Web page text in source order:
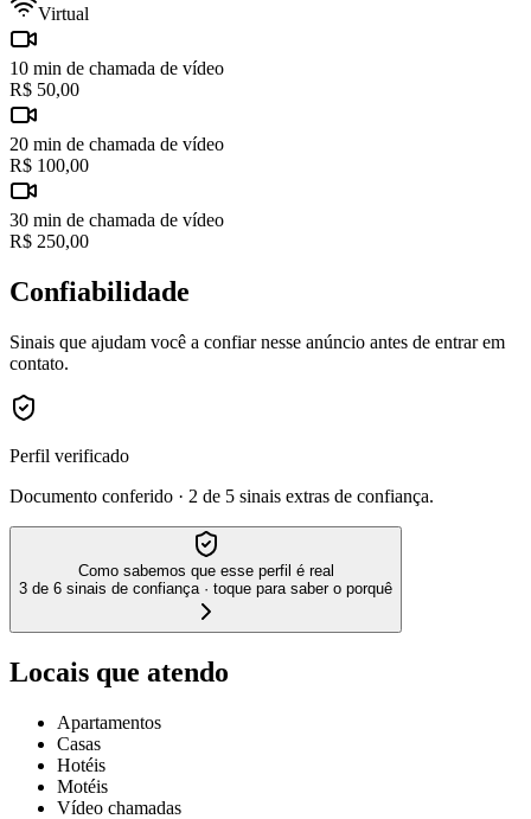
Virtual
10 min de chamada de vídeo
R$ 50,00
20 min de chamada de vídeo
R$ 100,00
30 min de chamada de vídeo
R$ 250,00
Confiabilidade
Sinais que ajudam você a confiar nesse anúncio antes de entrar em
contato.
Perfil verificado
Documento conferido · 2 de 5 sinais extras de confiança.
Como sabemos que esse perfil é real
3 de 6 sinais de confiança · toque para saber o porquê
Locais que atendo
Apartamentos
Casas
Hotéis
Motéis
Vídeo chamadas